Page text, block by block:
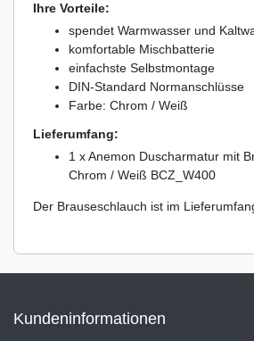
Ihre Vorteile:
spendet Warmwasser und
komfortable Mischbatterie
einfachste Selbstmontage
DIN-Standard Normanschlüsse
Farbe: Chrom / Weiß
Lieferumfang:
1 x Anemon Duscharmatur mit
Chrom / Weiß BCZ_W400
Der Brauseschlauch ist im
Kundeninformationen